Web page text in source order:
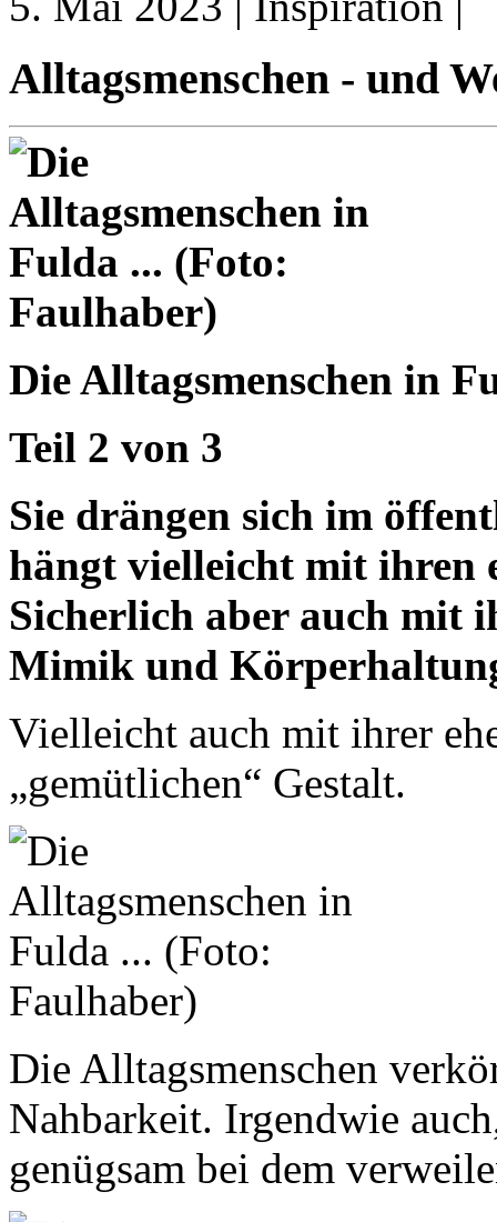
Alltagsmenschen - und
Die Alltagsmenschen in
Teil 2 von 3
Sie drängen sich im
hängt vielleicht mit ihren
Sicherlich aber auch mit
Mimik und
Vielleicht auch mit ihrer
„gemütlichen“ Gestalt.
Die Alltagsmenschen
Nahbarkeit. Irgendwie
genügsam bei dem